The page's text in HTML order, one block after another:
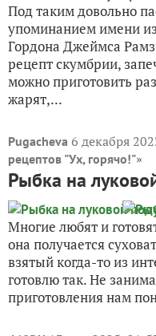
Под таким довольно
упоминанием имени
Гордона Джеймса
рецепт скумбрии,
можно приготовить
жарят,...
Pugacheva 6 декабря
рецептов "Ух, горячо!"»
Рыбка на
Многие любят и
она получается
взятый когда-то из
готовлю так. Не
приготовления нам